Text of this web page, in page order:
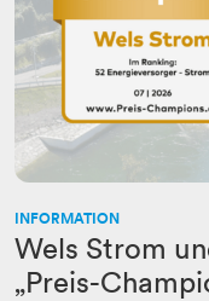
INFORMATION
Wels Strom
„Preis-